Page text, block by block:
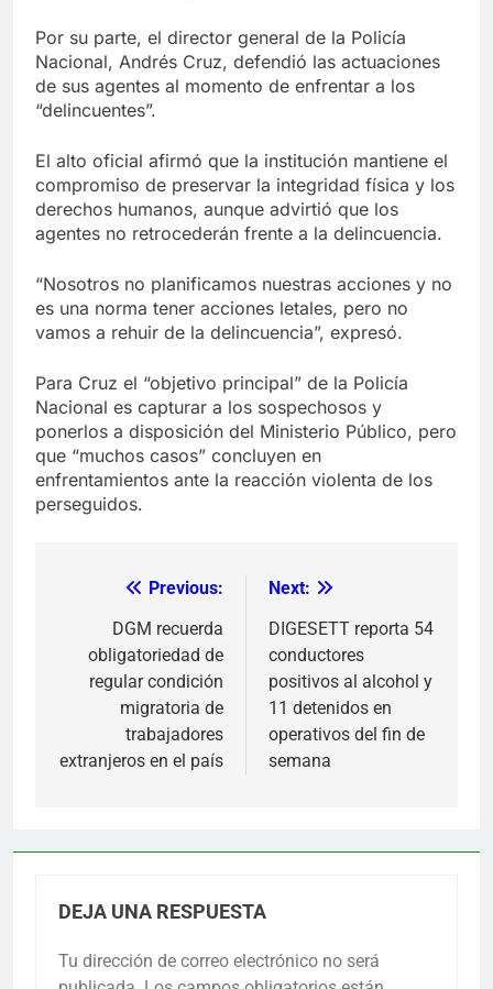
Por su parte, el director general de la Policía
Nacional, Andrés Cruz, defendió las actuaciones
de sus agentes al momento de enfrentar a los
“delincuentes”.
El alto oficial afirmó que la institución mantiene el
compromiso de preservar la integridad física y los
derechos humanos, aunque advirtió que los
agentes no retrocederán frente a la delincuencia.
“Nosotros no planificamos nuestras acciones y no
es una norma tener acciones letales, pero no
vamos a rehuir de la delincuencia”, expresó.
Para Cruz el “objetivo principal” de la Policía
Nacional es capturar a los sospechosos y
ponerlos a disposición del Ministerio Público, pero
que “muchos casos” concluyen en
enfrentamientos ante la reacción violenta de los
perseguidos.
Navegación
entradas
Previous:
DGM recuerda
obligatoriedad de
regular condición
migratoria de
trabajadores
extranjeros en el país
Next:
DIGESETT reporta 54
conductores
positivos al alcohol y
11 detenidos en
operativos del fin de
semana
DEJA UNA RESPUESTA
Tu dirección de correo electrónico no será